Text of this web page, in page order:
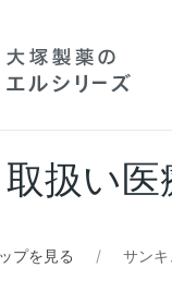
取扱い医
プを見る サン